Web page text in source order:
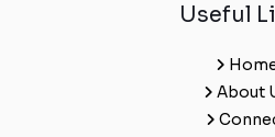
Useful
About